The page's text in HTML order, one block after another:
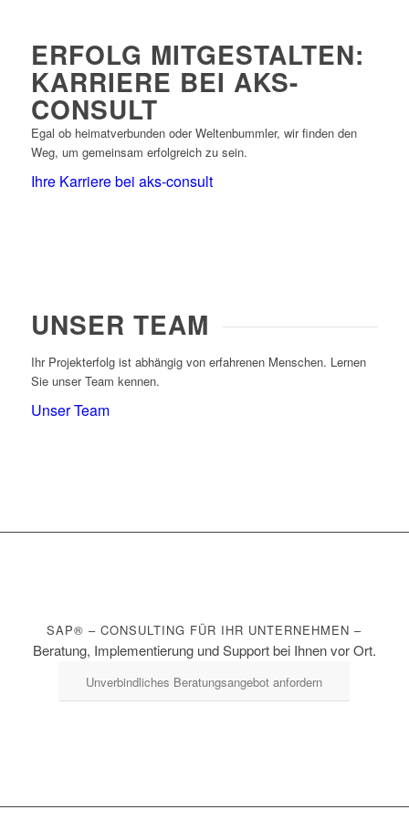
ERFOLG MITGESTALTEN:
KARRIERE BEI AKS-
CONSULT
Egal ob heimatverbunden oder Weltenbummler, wir finden den
Weg, um gemeinsam erfolgreich zu sein.
Ihre Karriere bei aks-consult
UNSER TEAM
Ihr Projekterfolg ist abhängig von erfahrenen Menschen. Lernen
Sie unser Team kennen.
Unser Team
SAP® – CONSULTING FÜR IHR UNTERNEHMEN –
Beratung, Implementierung und Support bei Ihnen vor Ort.
Unverbindliches Beratungsangebot anfordern